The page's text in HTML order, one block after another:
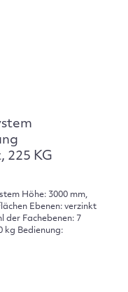
225 KG
Höhe: 3000 mm,
Ebenen: verzinkt
der Fachebenen: 7
kg Bedienung: